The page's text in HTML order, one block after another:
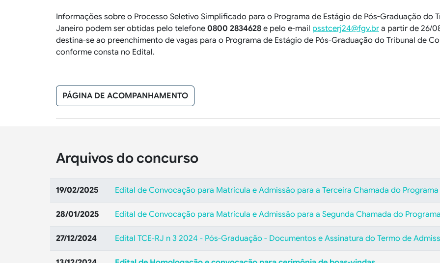
Informações sobre o Processo Seletivo Simplificado para o Programa de Estágio de Pós-Graduação do
Janeiro podem ser obtidas pelo telefone 0800 2834628 e pelo e-mail psstcerj24@fgv.br a partir de 26/
destina-se ao preenchimento de vagas para o Programa de Estágio de Pós-Graduação do Tribunal de
conforme consta no Edital.
PÁGINA DE ACOMPANHAMENTO
Arquivos do concurso
19/02/2025 Edital de Convocação para Matrícula e Admissão para a Terceira Chamada do
28/01/2025 Edital de Convocação para Matrícula e Admissão para a Segunda Chamada do
27/12/2024 Edital TCE-RJ n 3 2024 - Pós-Graduação - Documentos e Assinatura do Termo de